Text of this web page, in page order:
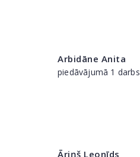
Arbidāne Anita
piedāvājumā 1 darbs
Āriņš Leonīds